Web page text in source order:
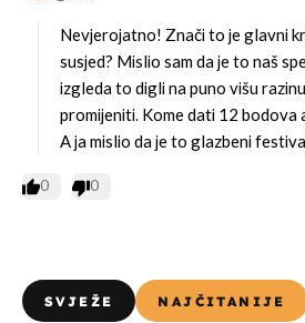
Nevjerojatno! Znači to je glavni
susjed? Mislio sam da je to naš
izgleda to digli na puno višu
promijeniti. Kome dati 12 bodova
A ja mislio da je to glazbeni
0 0
SVJEŽE NAJČITANIJE